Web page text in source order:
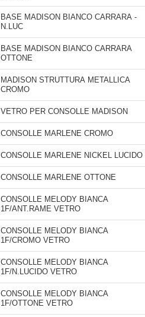
BASE MADISON BIANCO CARRARA -
N.LUC
BASE MADISON BIANCO CARRARA
OTTONE
MADISON STRUTTURA METALLICA
CROMO
VETRO PER CONSOLLE MADISON
CONSOLLE MARLENE CROMO
CONSOLLE MARLENE NICKEL LUCIDO
CONSOLLE MARLENE OTTONE
CONSOLLE MELODY BIANCA
1F/ANT.RAME VETRO
CONSOLLE MELODY BIANCA
1F/CROMO VETRO
CONSOLLE MELODY BIANCA
1F/N.LUCIDO VETRO
CONSOLLE MELODY BIANCA
1F/OTTONE VETRO